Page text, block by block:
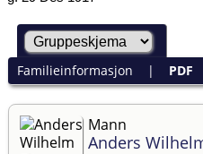
Familieinformasjon | PDF
Mann
Anders